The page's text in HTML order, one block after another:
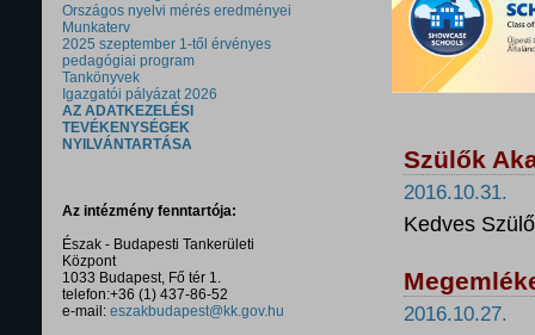
Országos nyelvi mérés eredményei
Munkaterv
2025 szeptember 1-től érvényes
pedagógiai program
Tankönyvek
Igazgatói pályázat 2026
AZ ADATKEZELÉSI
TEVÉKENYSÉGEK
NYILVÁNTARTÁSA
Az intézmény fenntartója:
Észak - Budapesti Tankerületi
Központ
1033 Budapest, Fő tér 1.
telefon:+36 (1) 437-86-52
e-mail: eszakbudapest@kk.gov.hu
Szülők
2016.10.31.
Kedves
2016.10.27.